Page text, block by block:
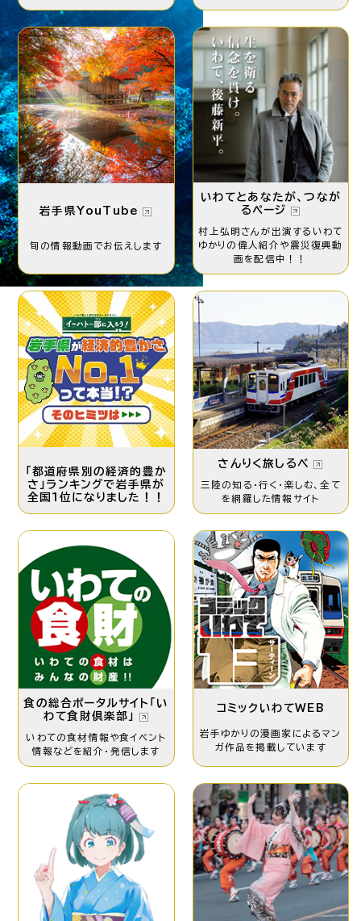
岩手県YouTube
旬の情報動画でお伝えします
いわてとあなたが、つなが
るページ
村上弘明さんが出演する いわて
ゆかりの偉人紹介や 震災復興動
画を配信中！！
「都道府県別の経済的豊か
さ」ランキングで岩手県が
全国1位になりました！！
さんりく旅しるべ
三陸の知る・行く・楽しむ、全て
を網羅した情報サイト
食の総合ポータルサイト「い
わて食財倶楽部」
いわての食材情報や食イベント
情報などを紹介・発信します
コミックいわてWEB
岩手ゆかりの漫画家によるマン
ガ作品を掲載しています